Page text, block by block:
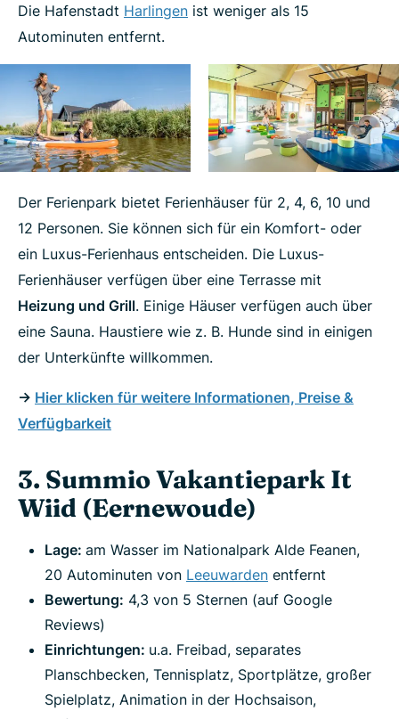
Die Hafenstadt Harlingen ist weniger als 15
Autominuten entfernt.
Der Ferienpark bietet Ferienhäuser für 2, 4, 6, 10 und
12 Personen. Sie können sich für ein Komfort- oder
ein Luxus-Ferienhaus entscheiden. Die Luxus-
Ferienhäuser verfügen über eine Terrasse mit
Heizung und Grill. Einige Häuser verfügen auch über
eine Sauna. Haustiere wie z. B. Hunde sind in einigen
der Unterkünfte willkommen.
-> Hier klicken für weitere Informationen, Preise &
Verfügbarkeit
3. Summio Vakantiepark It
Wiid (Eernewoude)
Lage: am Wasser im Nationalpark Alde Feanen,
20 Autominuten von Leeuwarden entfernt
Bewertung: 4,3 von 5 Sternen (auf Google
Reviews)
Einrichtungen: u.a. Freibad, separates
Planschbecken, Tennisplatz, Sportplätze, großer
Spielplatz, Animation in der Hochsaison,